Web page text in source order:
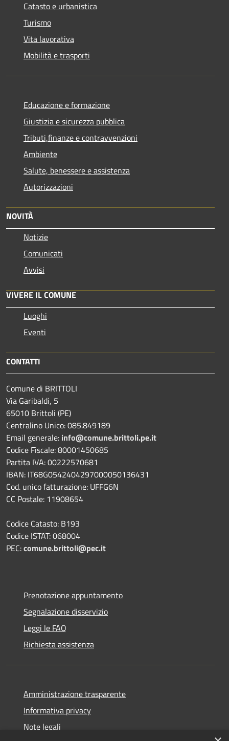
Catasto e urbanistica
Turismo
Vita lavorativa
Mobilità e trasporti
Educazione e formazione
Giustizia e sicurezza pubblica
Tributi,finanze e contravvenzioni
Ambiente
Salute, benessere e assistenza
Autorizzazioni
NOVITÀ
Notizie
Comunicati
Avvisi
VIVERE IL COMUNE
Luoghi
Eventi
CONTATTI
Comune di BRITTOLI
Via Garibaldi, 5
65010 Brittoli (PE)
Centralino Unico: 085.849189
Email generale: info@comune.brittoli.pe.it
Codice Fiscale: 80001450685
Partita IVA: 00222570681
IBAN: IT68G0542404297000050136431
Cod. unico fatturazione: UFFG6N
CC Postale: 11908654
Codice Catasto: B193
Codice ISTAT: 068004
PEC:comune.brittoli@pec.it
Prenotazione appuntamento
Segnalazione disservizio
Leggi le FAQ
Richiesta assistenza
Amministrazione trasparente
Informativa privacy
Note legali